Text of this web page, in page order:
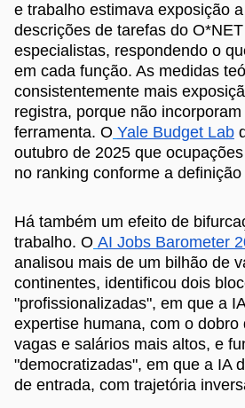
e trabalho estimava exposição
descrições de tarefas do
especialistas, respondendo o
em cada função. As medidas
consistentemente mais
registra, porque não
ferramenta. O Yale Budget Lab
outubro de 2025 que
no ranking conforme a
Há também um efeito de
trabalho. O AI Jobs Barometer
analisou mais de um bilhão de
continentes, identificou dois
"profissionalizadas", em que a
expertise humana, com o dobro
vagas e salários mais altos, e
"democratizadas", em que a IA
de entrada, com trajetória